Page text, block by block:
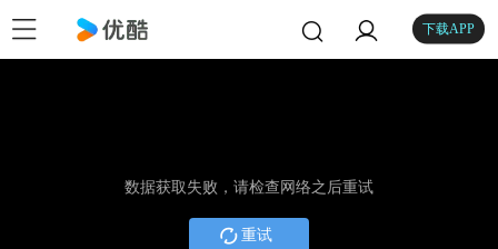
下载APP
数据获取失败，请检查网络之后重试
重试